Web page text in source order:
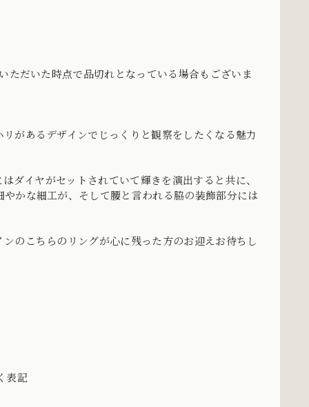
だいた時点で品切れとなっている場合もございま
があるデザインでじっくりと観察をしたくなる魅力
ダイヤがセットされていて輝きを演出すると共に、
かな細工が、そして腰と言われる脇の装飾部分には
のこちらのリングが心に残った方のお迎えお待ちし
表記